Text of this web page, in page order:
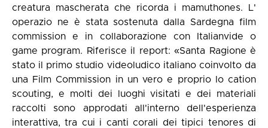
creatura mascherata che ricorda i mamuthones. L'
operazio ne è stata sostenuta dalla Sardegna film
commission e in collaborazione con Italianvide o
game program. Riferisce il report: «Santa Ragione è
stato il primo studio videoludico italiano coinvolto da
una Film Commission in un vero e proprio lo cation
scouting, e molti dei luoghi visitati e dei materiali
raccolti sono approdati all'interno dell'esperienza
interattiva, tra cui i canti corali dei tipici tenores di